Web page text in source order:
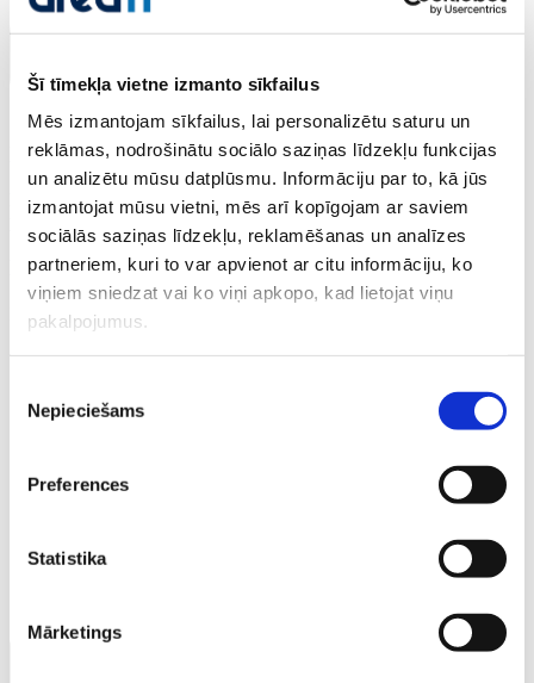
Šī tīmekļa vietne izmanto sīkfailus
Mēs izmantojam sīkfailus, lai personalizētu saturu un
reklāmas, nodrošinātu sociālo saziņas līdzekļu funkcijas
un analizētu mūsu datplūsmu. Informāciju par to, kā jūs
izmantojat mūsu vietni, mēs arī kopīgojam ar saviem
sociālās saziņas līdzekļu, reklamēšanas un analīzes
partneriem, kuri to var apvienot ar citu informāciju, ko
viņiem sniedzat vai ko viņi apkopo, kad lietojat viņu
pakalpojumus.
izvēle
Nepieciešams
Preferences
Statistika
Mārketings
Iesakiet Area IT
Piedāvājies saviem klientiem izmantot Area IT hostinga
pakalpojumus.
Informējiet mūs
Informējiet mūs par klientu, kuram esat ieteikuši izmantot Area IT.